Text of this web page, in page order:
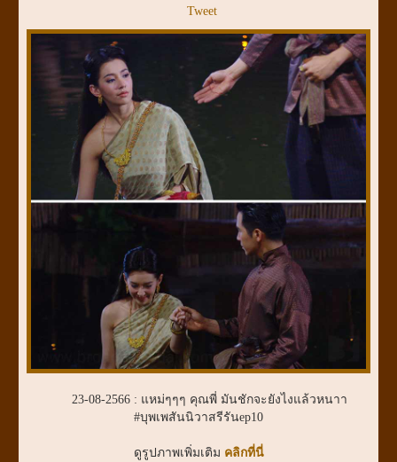
Tweet
23-08-2566 : แหม่ๆๆๆ คุณพี่ มันชักจะยังไงแล้วหนาา
#บุพเพสันนิวาสรีรันep10
ดูรูปภาพเพิ่มเติม คลิกที่นี่